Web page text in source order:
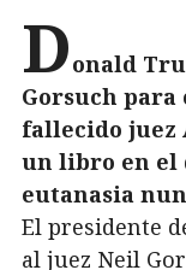
Donald
Gorsuch
fallecido juez
un libro en el
eutanasia
El presidente
al juez Neil